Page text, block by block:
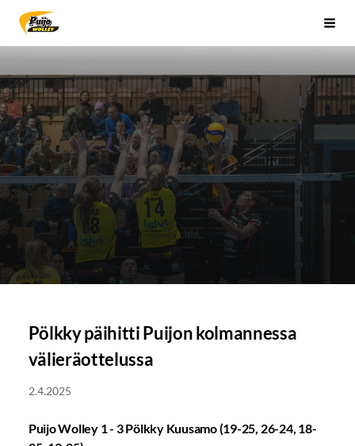
Siirry
sivun
Sivuston etusivulle
Pölkky päihitti Puijon kolmannessa
välieräottelussa
2.4.2025
Puijo Wolley 1 - 3 Pölkky Kuusamo (19-25, 26-24, 18-